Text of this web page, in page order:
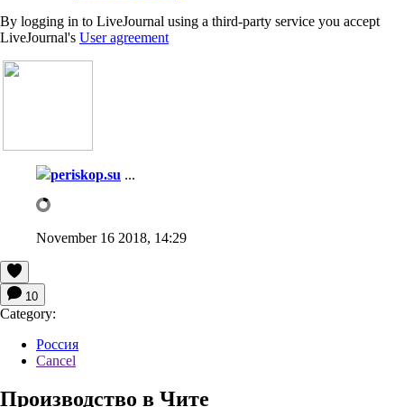
By logging in to LiveJournal using a third-party service you accept
LiveJournal's User agreement
periskop.su ...
November 16 2018, 14:29
10
Category:
Россия
Cancel
Производство в Чите